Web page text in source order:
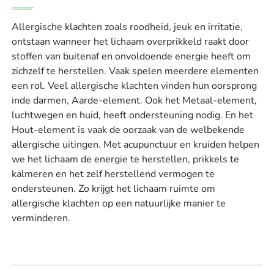
Allergische klachten zoals roodheid, jeuk en irritatie,
ontstaan wanneer het lichaam overprikkeld raakt door
stoffen van buitenaf en onvoldoende energie heeft om
zichzelf te herstellen. Vaak spelen meerdere elementen
een rol. Veel allergische klachten vinden hun oorsprong
inde darmen, Aarde-element. Ook het Metaal-element,
luchtwegen en huid, heeft ondersteuning nodig. En het
Hout-element is vaak de oorzaak van de welbekende
allergische uitingen. Met acupunctuur en kruiden helpen
we het lichaam de energie te herstellen, prikkels te
kalmeren en het zelf herstellend vermogen te
ondersteunen. Zo krijgt het lichaam ruimte om
allergische klachten op een natuurlijke manier te
verminderen.